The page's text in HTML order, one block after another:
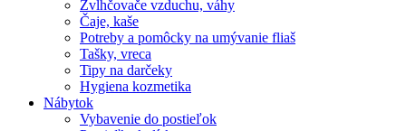
Zvlhčovače vzduchu, váhy
Čaje, kaše
Potreby a pomôcky na umývanie fliaš
Tašky, vreca
Tipy na darčeky
Hygiena kozmetika
Nábytok
Vybavenie do postieľok